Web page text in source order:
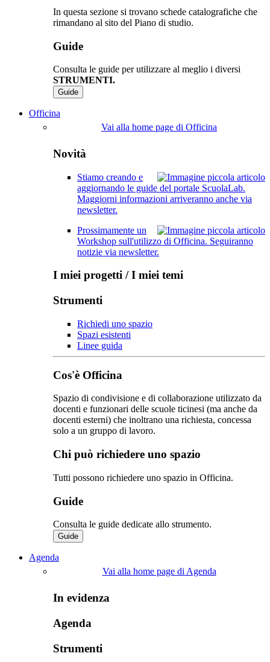
In questa sezione si trovano schede catalografiche che
rimandano al sito del Piano di studio.
Guide
Consulta le guide per utilizzare al meglio i diversi
STRUMENTI.
Guide
Officina
Vai alla home page di Officina
Novità
Stiamo creando e
aggiornando le guide del portale ScuolaLab.
Maggiorni informazioni arriveranno anche via
newsletter.
Prossimamente un
Workshop sull'utilizzo di Officina. Seguiranno
notizie via newsletter.
I miei progetti / I miei temi
Strumenti
Richiedi uno spazio
Spazi esistenti
Linee guida
Cos'è Officina
Spazio di condivisione e di collaborazione utilizzato da
docenti e funzionari delle scuole ticinesi (ma anche da
docenti esterni) che inoltrano una richiesta, concessa
solo a un gruppo di lavoro.​
Chi può richiedere uno spazio
Tutti possono richiedere uno spazio in Officina.
Guide
Consulta le guide dedicate allo strumento.
Guide
Agenda
Vai alla home page di Agenda
In evidenza
Agenda
Strumenti